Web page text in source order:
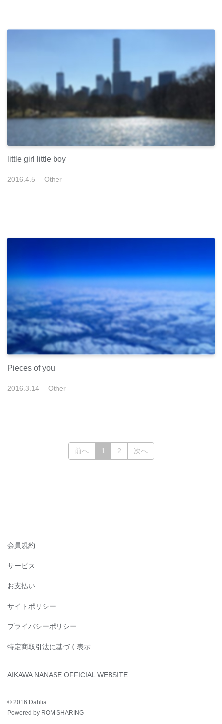
little girl little boy
2016.4.5 Other
Pieces of you
2016 3 14 Other
前へ 1 (current)
2 次へ
会員規約
サービス
お支払い
サイトポリシー
プライバシーポリシー
特定商取引法に基づく表示
AIKAWA NANASE OFFICIAL WEBSITE
© 2016 Dahlia
Powered by ROM SHARING